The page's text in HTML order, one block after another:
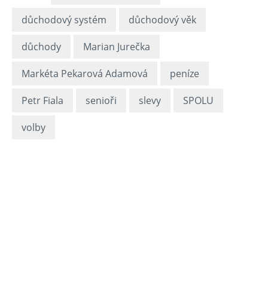
důchodový systém důchodový věk
důchody Marian Jurečka
Markéta Pekarová Adamová peníze
Petr Fiala senioři slevy SPOLU
volby